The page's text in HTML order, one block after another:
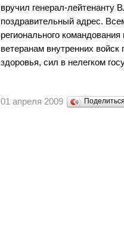
вручил генерал-лейтенанту
поздравительный адрес.
регионального
ветеранам внутренних войск
здоровья, сил в нелегком
01 апреля 2009